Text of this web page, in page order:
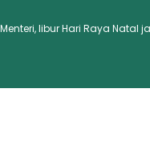
Menteri, libur Hari Raya